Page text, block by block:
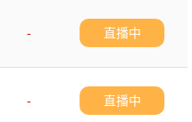
-
直播中
-
直播中